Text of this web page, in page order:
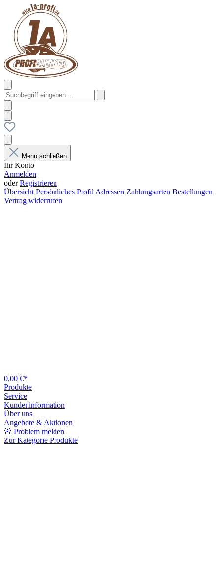
Menü schließen
Ihr Konto
Anmelden
oderRegistrieren
Übersicht Persönliches Profil Adressen Zahlungsarten Bestellungen
Vertrag widerrufen
0,00 €*
Produkte
Service
Kundeninformation
Über uns
Angebote & Aktionen
🚨 Problem melden
Zur Kategorie Produkte